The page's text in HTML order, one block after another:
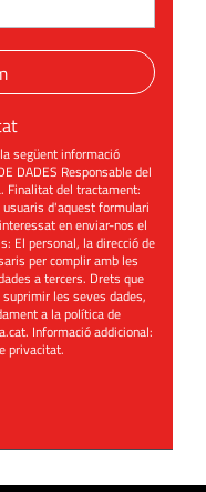
següent informació
DADES Responsable del
Finalitat del tractament:
d'aquest formulari
en enviar-nos el
El personal, la direcció de
per complir amb les
a tercers. Drets que
les seves dades,
a la política de
. Informació addicional:
privacitat.